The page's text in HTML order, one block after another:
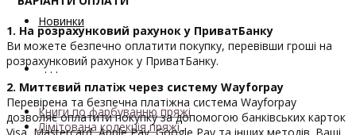
Новинки
. . .
Книги по фарбуванню пряжі
Лімітована колекція пряжі
1. На розрахунковий рахунок у ПриватБанку
Ви можете безпечно оплатити покупку, перевівши гроші на
розрахунковий рахунок у ПриватБанку.
2. Миттєвий платіж через систему Wayforpay
Перевірена та безпечна платіжна система Wayforpay
дозволяє оплатити покупку за допомогою банківських карток